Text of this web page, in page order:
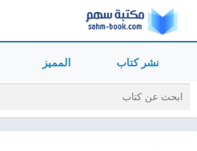
نشر كتاب المميز